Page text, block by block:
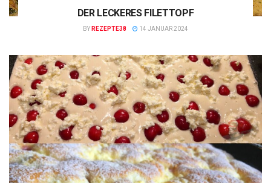
DER LECKERES FILETTOPF
BY REZEPTE38 14 JANUAR 2024